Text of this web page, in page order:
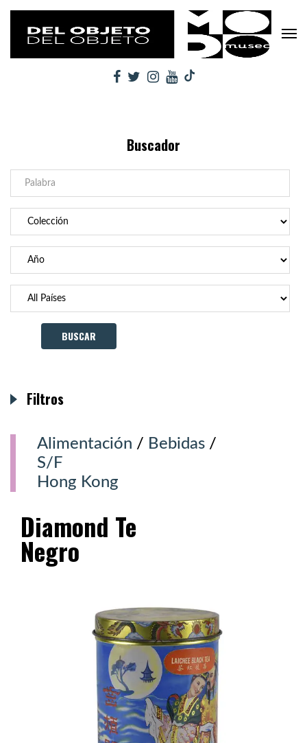
Buscador
Alimentación / Bebidas /
S/F
Hong Kong
Diamond Te
Negro
Filtros